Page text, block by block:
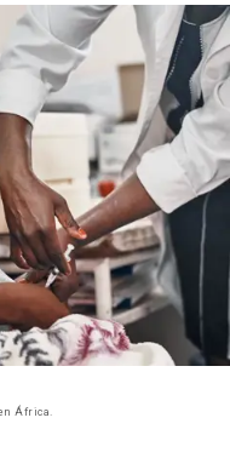
África.